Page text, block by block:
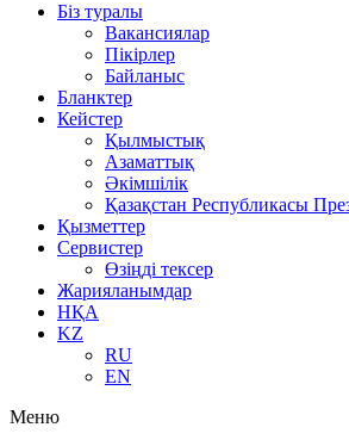
Біз туралы
Вакансиялар
Пікірлер
Байланыс
Бланктер
Кейстер
Қылмыстық
Азаматтық
Әкімшілік
Қазақстан Республикасы
Қызметтер
Сервистер
Өзіңді тексер
Жарияланымдар
НҚА
KZ
RU
EN
Меню